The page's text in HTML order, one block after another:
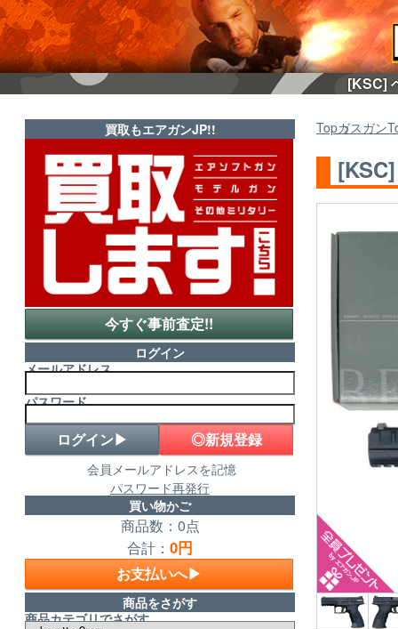
[KSC]
Topガスガン
買取もエアガンJP!!
今すぐ事前査定!!
ログイン
メールアドレス
パスワード
◎新規登録
会員メールアドレスを記憶
パスワード再発行
買い物かご
商品数：0点
合計： 0円
お支払いへ▶
商品をさがす
商品カテゴリでさがす